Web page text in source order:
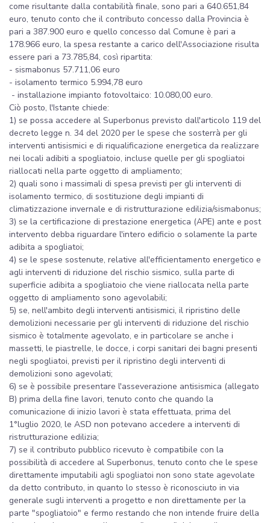
come risultante dalla contabilità finale, sono pari a 640.651,84
euro, tenuto conto che il contributo concesso dalla Provincia è
pari a 387.900 euro e quello concesso dal Comune è pari a
178.966 euro, la spesa restante a carico dell'Associazione risulta
essere pari a 73.785,84, così ripartita:
- sismabonus 57.711,06 euro
- isolamento termico 5.994,78 euro
- installazione impianto fotovoltaico: 10.080,00 euro.
Ciò posto, l'Istante chiede:
1) se possa accedere al Superbonus previsto dall'articolo 119 del
decreto legge n. 34 del 2020 per le spese che sosterrà per gli
interventi antisismici e di riqualificazione energetica da realizzare
nei locali adibiti a spogliatoio, incluse quelle per gli spogliatoi
riallocati nella parte oggetto di ampliamento;
2) quali sono i massimali di spesa previsti per gli interventi di
isolamento termico, di sostituzione degli impianti di
climatizzazione invernale e di ristrutturazione edilizia/sismabonus;
3) se la certificazione di prestazione energetica (APE) ante e post
intervento debba riguardare l'intero edificio o solamente la parte
adibita a spogliatoi;
4) se le spese sostenute, relative all'efficientamento energetico e
agli interventi di riduzione del rischio sismico, sulla parte di
superficie adibita a spogliatoio che viene riallocata nella parte
oggetto di ampliamento sono agevolabili;
5) se, nell'ambito degli interventi antisismici, il ripristino delle
demolizioni necessarie per gli interventi di riduzione del rischio
sismico è totalmente agevolato, e in particolare se anche i
massetti, le piastrelle, le docce, i corpi sanitari dei bagni presenti
negli spogliatoi, previsti per il ripristino degli interventi di
demolizioni sono agevolati;
6) se è possibile presentare l'asseverazione antisismica (allegato
B) prima della fine lavori, tenuto conto che quando la
comunicazione di inizio lavori è stata effettuata, prima del
1°luglio 2020, le ASD non potevano accedere a interventi di
ristrutturazione edilizia;
7) se il contributo pubblico ricevuto è compatibile con la
possibilità di accedere al Superbonus, tenuto conto che le spese
direttamente imputabili agli spogliatoi non sono state agevolate
da detto contributo, in quanto lo stesso è riconosciuto in via
generale sugli interventi a progetto e non direttamente per la
parte "spogliatoio" e fermo restando che non intende fruire della